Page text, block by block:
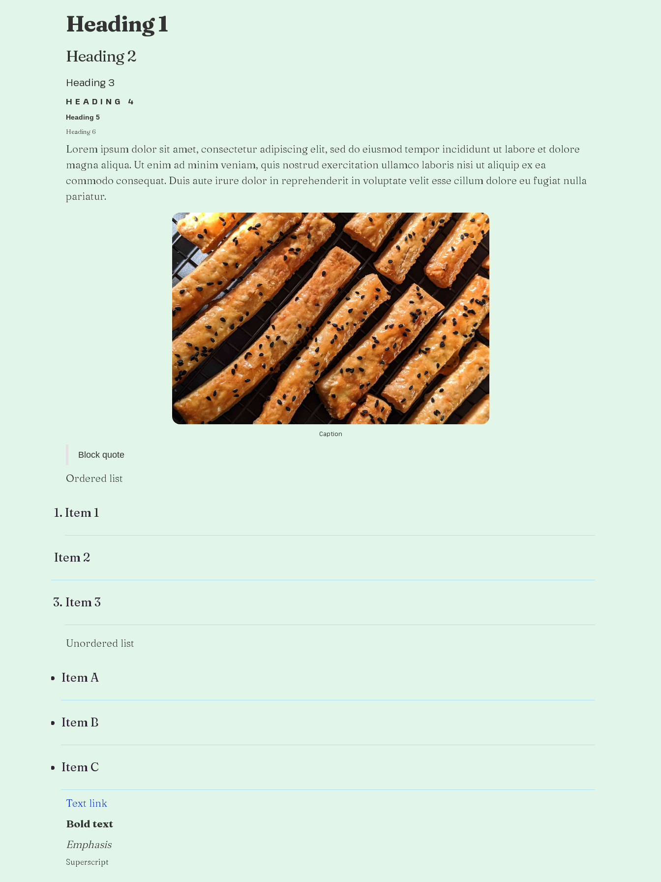
Heading 1
Heading 2
Heading 3
HEADING 4
Heading 5
Heading 6
Lorem ipsum dolor sit amet, consectetur adipiscing elit, sed do eiusmod tempor incididunt ut labore et dolore
magna aliqua. Ut enim ad minim veniam, quis nostrud exercitation ullamco laboris nisi ut aliquip ex ea
commodo consequat. Duis aute irure dolor in reprehenderit in voluptate velit esse cillum dolore eu fugiat nulla
pariatur.
Caption
Block quote
Ordered list
Item 1
Item 2
Item 3
Unordered list
Item A
Item B
Item C
Text link
Bold text
Emphasis
Superscript